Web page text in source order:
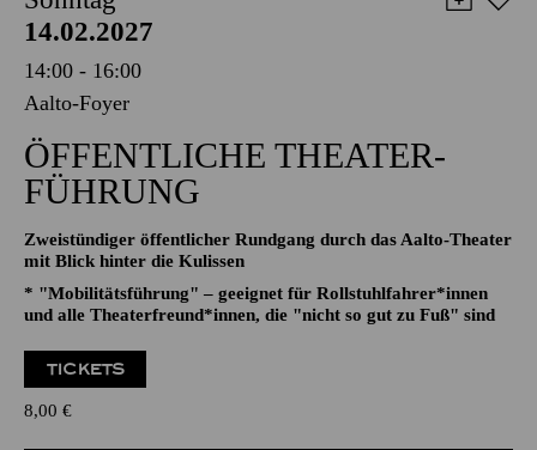
AALTO MUSIKTHEATER
AALTO BALLETT ESSEN
Sonntag
14.02.2027
14:00 - 16:00
Aalto-Foyer
ÖFFENTLICHE THEATER­
FÜHRUNG
Zweistündiger öffentlicher Rundgang durch das Aalto-Theater
* "Mobilitätsführung" – geeignet für Rollstuhlfahrer*innen
und alle Theaterfreund*innen, die "nicht so gut zu Fuß" sind